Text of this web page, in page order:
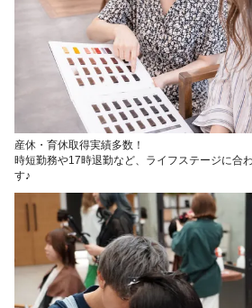
産休・育休取得実績多数！
時短勤務や17時退勤など、ライフステージに合
す♪